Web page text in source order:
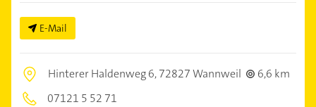
E-Mail
Hinterer Haldenweg 6,72827 Wannweil
6,6 km
07121 5 52 71